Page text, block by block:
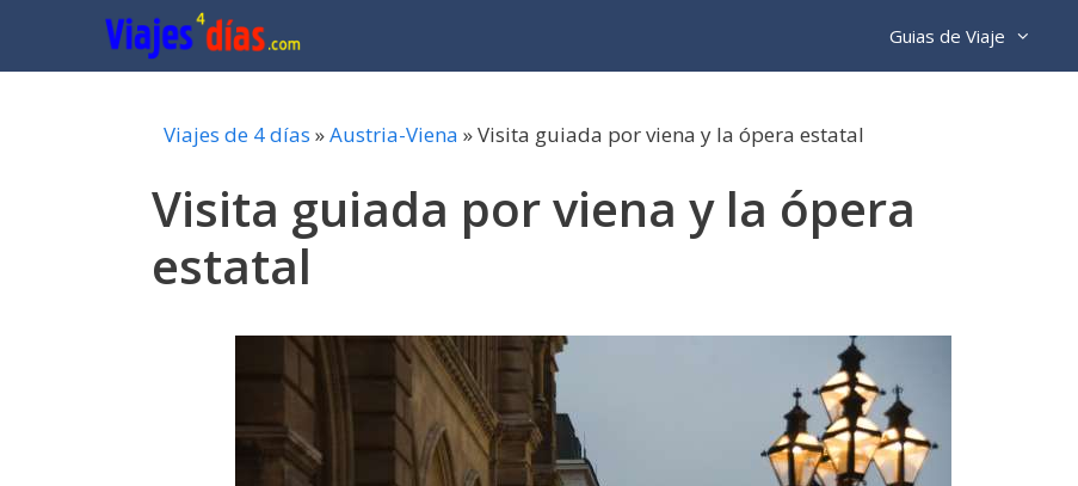
contenido
Guias de Viaje
Viajes de 4 días »Austria-Viena »Visita guiada por viena y la ópera estatal
Visita guiada por viena y la ópera
estatal